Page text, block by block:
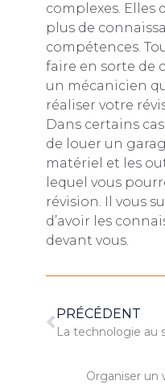
complexes.
plus de
compétences.
faire en sorte de
un mécanicien
réaliser votre
Dans certains
de louer un
matériel et les
lequel vous
révision. Il vous
d’avoir les
devant vous.
PRÉCÉDENT
La technologie au
Organiser un